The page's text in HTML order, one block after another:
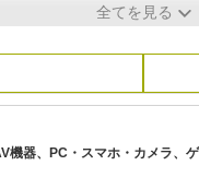
全てを見る
機器、PC・スマホ・カメラ、